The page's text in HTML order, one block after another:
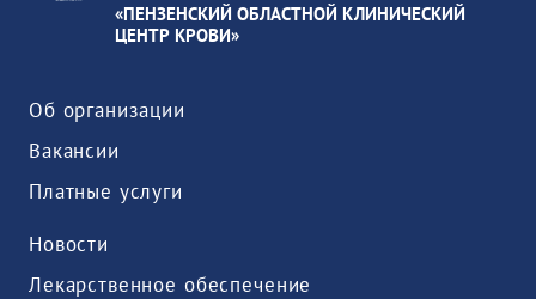
«ПЕНЗЕНСКИЙ ОБЛАСТНОЙ КЛИНИЧЕСКИЙ
ЦЕНТР КРОВИ»
Об организации
Вакансии
Платные услуги
Новости
Лекарственное обеспечение